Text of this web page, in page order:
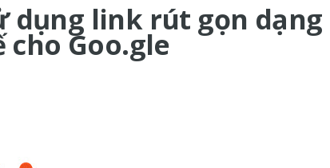
dụng link rút gọn dạng
Goo.gle